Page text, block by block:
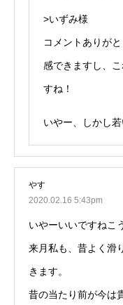
>いずみ様
コメントありが
感できますし、
すね！
いやー、しかし
やす
2020.02.16 5:43pm
いやーいいですねこ
来月私も、昔よく滑
きます。
昔の当たり前が今は